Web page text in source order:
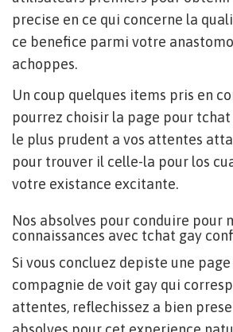
precise en ce qui concerne la
ce benefice parmi votre
achoppes.
Un coup quelques items pris en
pourrez choisir la page pour
le plus prudent a vos attentes
pour trouver il celle-la pour los
votre existance excitante.
Nos absolves pour conduire pour
connaissances avec tchat gay
Si vous concluez depiste une
compagnie de voit gay qui
attentes, reflechissez a bien